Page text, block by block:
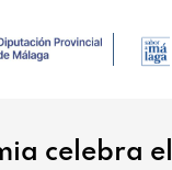
celebra el